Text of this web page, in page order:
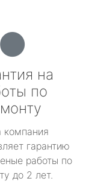
на
по
гарантию
работы по
до 2 лет.